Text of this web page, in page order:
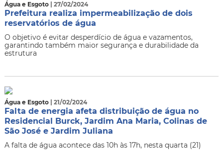
Água e Esgoto | 27/02/2024
Prefeitura realiza impermeabilização de dois
reservatórios de água
O objetivo é evitar desperdício de água e vazamentos,
garantindo também maior segurança e durabilidade da
estrutura
Água e Esgoto | 21/02/2024
Falta de energia afeta distribuição de água no
Residencial Burck, Jardim Ana Maria, Colinas de
São José e Jardim Juliana
A falta de água acontece das 10h às 17h, nesta quarta (21)